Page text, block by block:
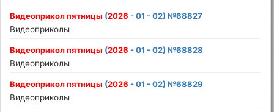
Видеоприкол пятницы (2026 - 01 - 02) №68827
Видеоприколы
Видеоприкол пятницы (2026 - 01 - 02) №68828
Видеоприколы
Видеоприкол пятницы (2026 - 01 - 02) №68829
Видеоприколы